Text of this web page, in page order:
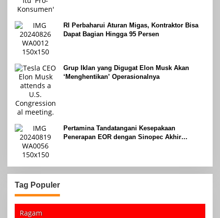
RI Perbaharui Aturan Migas, Kontraktor Bisa
Dapat Bagian Hingga 95 Persen
Grup Iklan yang Digugat Elon Musk Akan
‘Menghentikan’ Operasionalnya
Pertamina Tandatangani Kesepakaan
Penerapan EOR dengan Sinopec Akhir
Tag Populer
Ragam